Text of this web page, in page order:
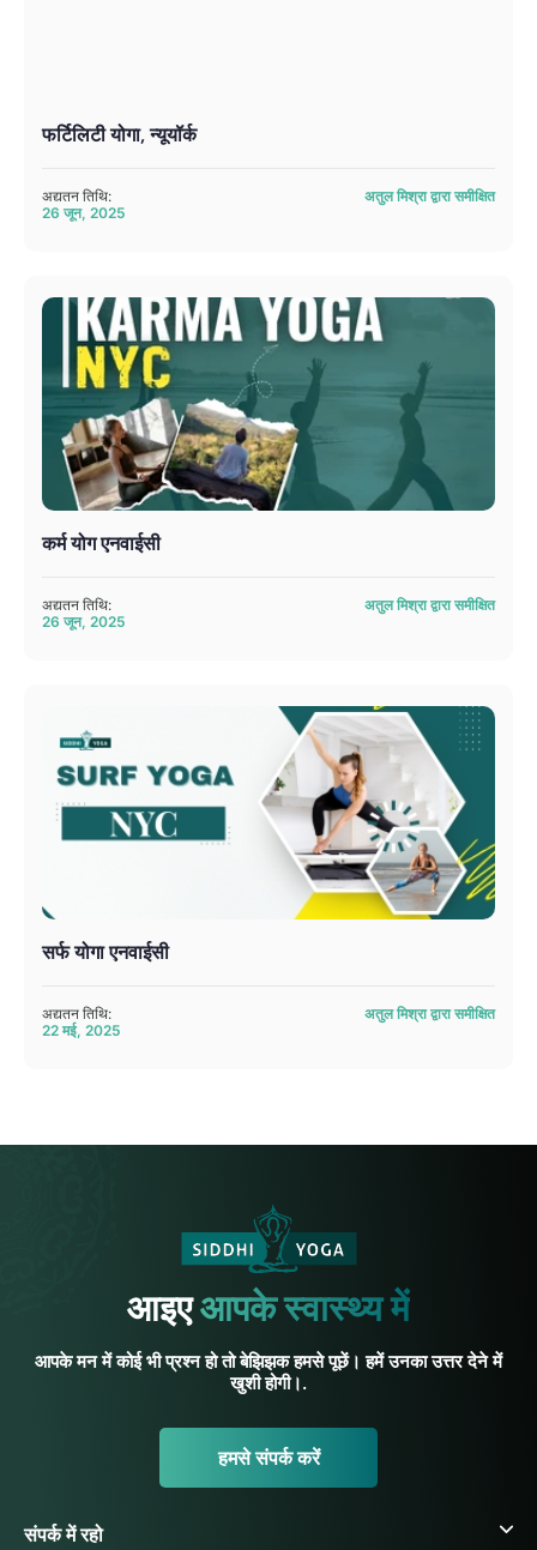
फर्टिलिटी योगा, न्यूयॉर्क
अद्यतन तिथि:
26 जून, 2025
अतुल मिश्रा द्वारा समीक्षित
कर्म योग एनवाईसी
अद्यतन तिथि:
26 जून, 2025
अतुल मिश्रा द्वारा समीक्षित
सर्फ योगा एनवाईसी
अद्यतन तिथि:
22 मई, 2025
अतुल मिश्रा द्वारा समीक्षित
आइएआपके स्वास्थ्य में
आपके मन में कोई भी प्रश्न हो तो बेझिझक हमसे पूछें। हमें उनका उत्तर देने में
खुशी होगी।.
हमसे संपर्क करें
संपर्क में रहो